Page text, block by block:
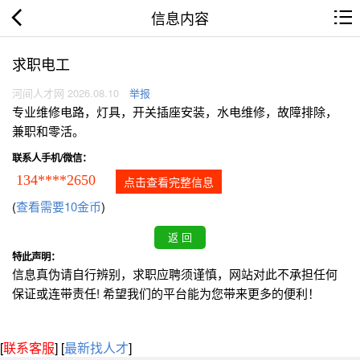
信息内容
求职电工
河间人才网 2026.08.10 举报
专业维修电路，灯具，开关插座安装，水电维修，故障排除，
兼职和零活。
联系人手机/微信：
134****2650 点击查看完整信息
(查看需要10金币)
特此声明：
信息真伪请自行辨别，求职应聘须谨慎，网站对此不承担任何
保证或连带责任! 希望我们的平台能为您带来更多的便利！
[联系客服] [最新找人才]